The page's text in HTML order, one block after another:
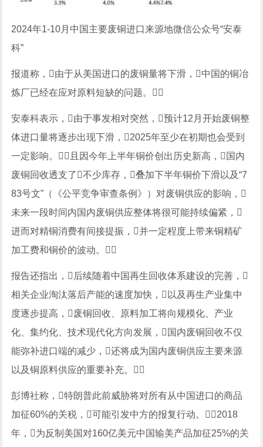
2024年1-10月中国主要废铜进口来源地微信公众号“安泰
科”
报道称，由于从美国进口的废铜量将下滑，中国的铜冶
炼厂已经在应对原料短缺的问题。
安泰科表示，由于事发相对突然，预计12月开始废铜整
体进口量将逐步出现下滑，2025年至少在初期也会受到
一定影响。且因今年上半年铜价创出历史新高，国内
废铜回收透支了不少库存，叠加下半年铜价下滑以及“7
83号文”（《公平竞争审查条例》）对废铜供应的影响，
未来一段时间内国内废铜供应整体将很可能持续偏紧，
进而对精铜消费有间接提振，并一定程度上带来铜精矿
加工费和铜价的波动。
报告还指出，后续随着中国再生回收体系建设的完善，
相关企业淘汰落后产能的速度加快，以及再生产业集中
度逐步提高，废铜回收、原料加工将向规模化、产业
化、集约化、技术现代化方向发展，国内废铜回收不仅
能弥补进口端的减少，还将成为国内废铜供应主要来源
以及铜原料供应的重要补充。
彭博社称，特朗普此前威胁将对所有从中国进口的商品
加征60%的关税，可能引发中方的报复行动。2018
年，为反制美国对160亿美元中国输美产品加征25%的关